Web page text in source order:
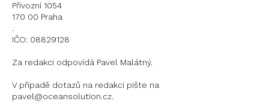
Přívozní 1054
170 00 Praha
.
IČO: 08829128
Za redakci odpovídá Pavel Malátný.
V případě dotazů na redakci pište na
pavel@oceansolution.cz.